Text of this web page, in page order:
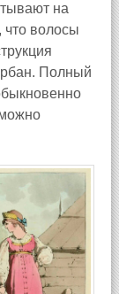
на
что волосы
Полный